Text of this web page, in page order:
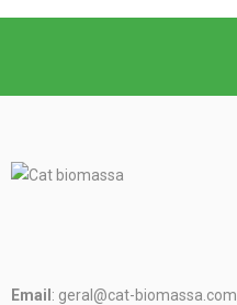
Email : geral@cat-biomassa.com